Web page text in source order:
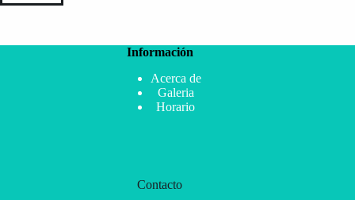
Información
Acerca de
Galeria
Horario
Contacto